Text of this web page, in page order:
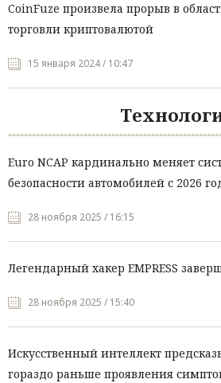
CoinFuze произвела прорыв в
торговли криптовалютой
15 января 2024 / 10:47
Euro NCAP кардинально меняет
безопасности автомобилей с 2026
28 ноября 2025 / 16:15
Легендарный хакер EMPRESS
28 ноября 2025 / 15:40
Искусственный интеллект
гораздо раньше проявления